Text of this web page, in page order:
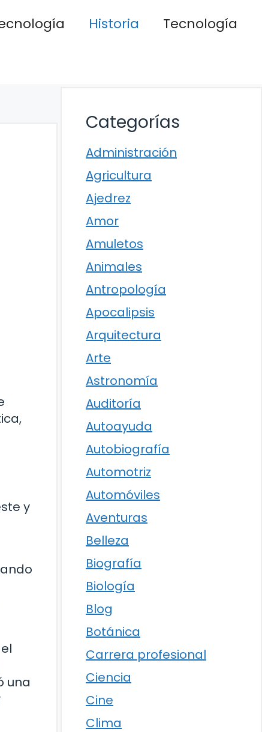
Historia
Tecnología
y
una
Categorías
Administración
Agricultura
Ajedrez
Amor
Amuletos
Animales
Antropología
Apocalipsis
Arquitectura
Arte
Astronomía
Auditoría
Autoayuda
Autobiografía
Automotriz
Automóviles
Aventuras
Belleza
Biografía
Biología
Blog
Botánica
Carrera profesional
Ciencia
Cine
Clima